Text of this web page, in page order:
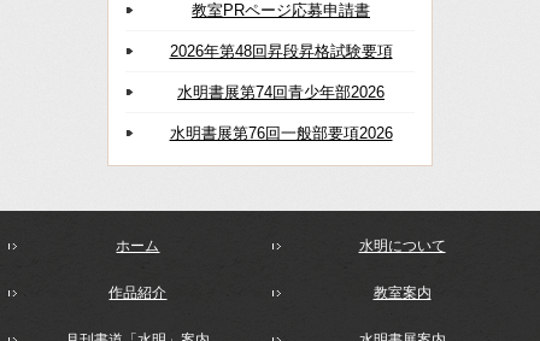
教室PRページ応募申請書
2026年第48回昇段昇格試験要項
水明書展第74回青少年部2026
水明書展第76回一般部要項2026
ホーム 水明について
作品紹介 教室案内